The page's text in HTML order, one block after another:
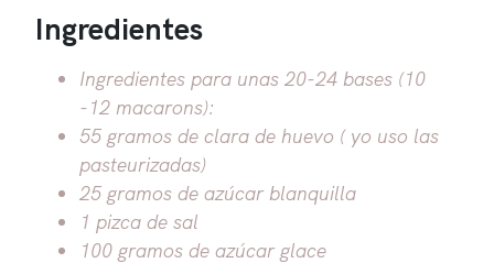
Ingredientes
Ingredientes para unas 20-24 bases (10
-12 macarons):
55 gramos de clara de huevo ( yo uso las
pasteurizadas)
25 gramos de azúcar blanquilla
1 pizca de sal
100 gramos de azúcar glace